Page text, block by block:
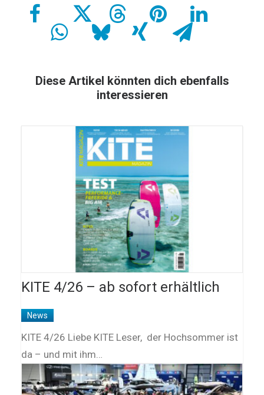
Diese Artikel könnten dich ebenfalls
interessieren
KITE 4/26 – ab sofort erhältlich
News
KITE 4/26 Liebe KITE Leser, der Hochsommer ist
da – und mit ihm…